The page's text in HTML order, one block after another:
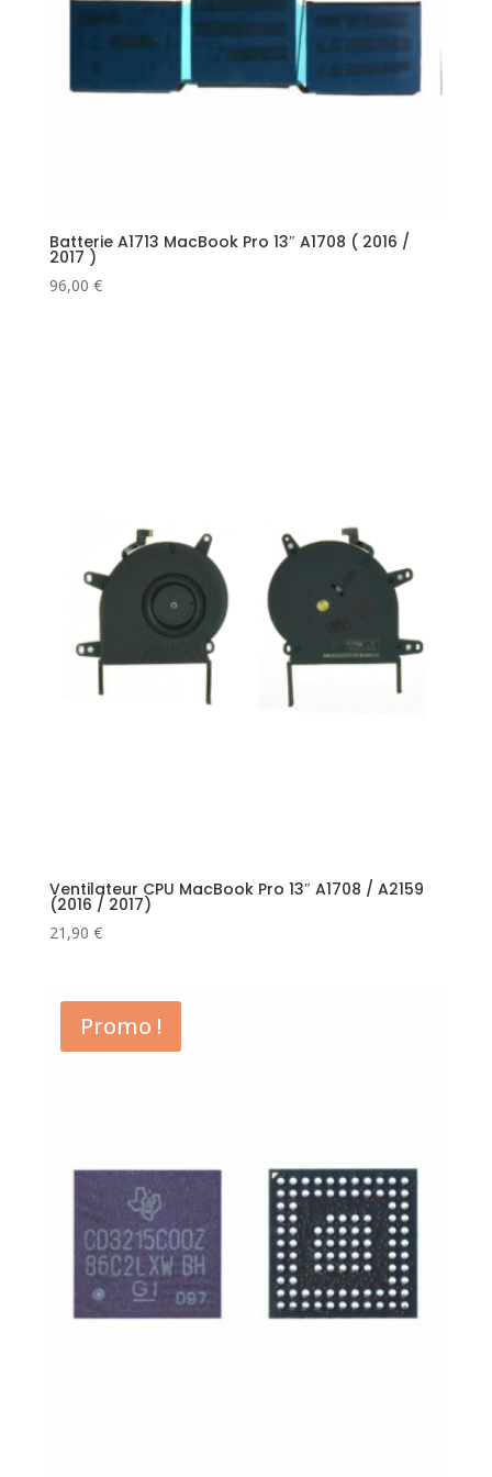
Batterie A1713 MacBook Pro 13″ A1708 ( 2016 /
2017 )
96,00 €
Ventilateur CPU MacBook Pro 13″ A1708 / A2159
(2016 / 2017)
21,90 €
Promo !